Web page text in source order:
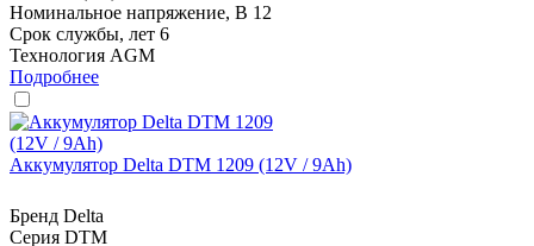
Номинальное напряжение, В 12
Срок службы, лет 6
Технология AGM
Подробнее
Аккумулятор Delta DTM 1209 (12V / 9Ah)
Бренд Delta
Серия DTM